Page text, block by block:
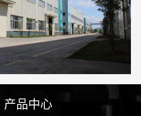
产品中心